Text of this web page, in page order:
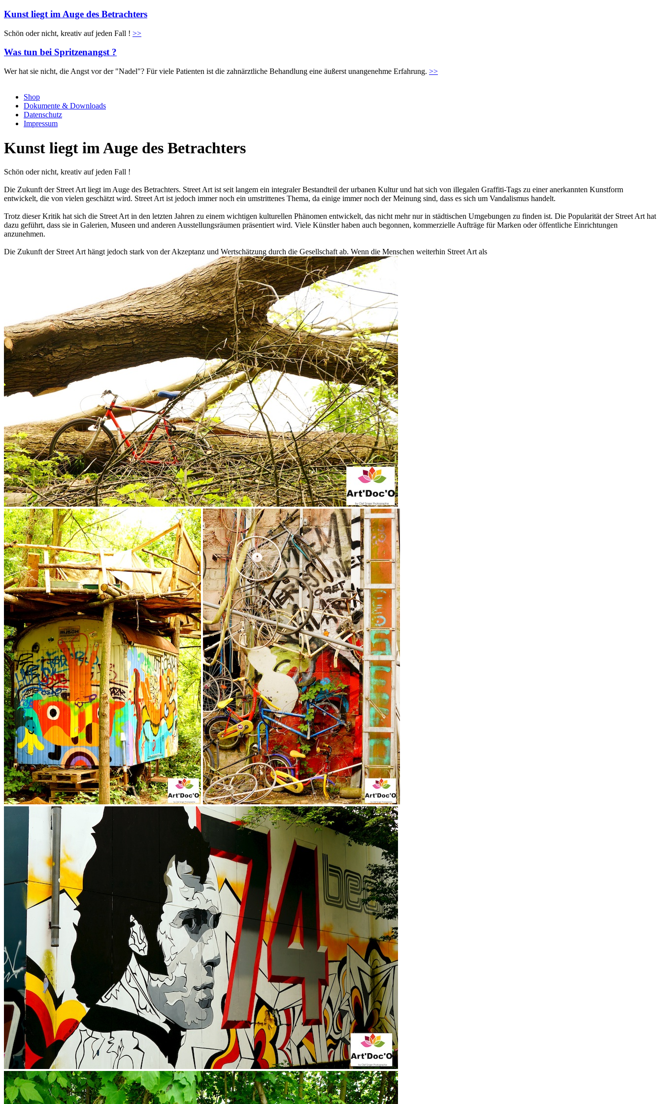
Kunst liegt im Auge des Betrachters
Schön oder nicht, kreativ auf jeden Fall ! >>
Was tun bei Spritzenangst ?
Wer hat sie nicht, die Angst vor der "Nadel"? Für viele Patienten ist die zahnärztliche Behandlung eine äußerst unangenehme Erfahrung. >>
Shop
Dokumente & Downloads
Datenschutz
Impressum
Kunst liegt im Auge des Betrachters
Schön oder nicht, kreativ auf jeden Fall !
Die Zukunft der Street Art liegt im Auge des Betrachters. Street Art ist seit langem ein integraler Bestandteil der urbanen Kultur und hat sich von illegalen Graffiti-Tags zu einer anerkannten Kunstform
entwickelt, die von vielen geschätzt wird. Street Art ist jedoch immer noch ein umstrittenes Thema, da einige immer noch der Meinung sind, dass es sich um Vandalismus handelt.
Trotz dieser Kritik hat sich die Street Art in den letzten Jahren zu einem wichtigen kulturellen Phänomen entwickelt, das nicht mehr nur in städtischen Umgebungen zu finden ist. Die Popularität der Street Art hat
dazu geführt, dass sie in Galerien, Museen und anderen Ausstellungsräumen präsentiert wird. Viele Künstler haben auch begonnen, kommerzielle Aufträge für Marken oder öffentliche Einrichtungen
anzunehmen.
Die Zukunft der Street Art hängt jedoch stark von der Akzeptanz und Wertschätzung durch die Gesellschaft ab. Wenn die Menschen weiterhin Street Art als